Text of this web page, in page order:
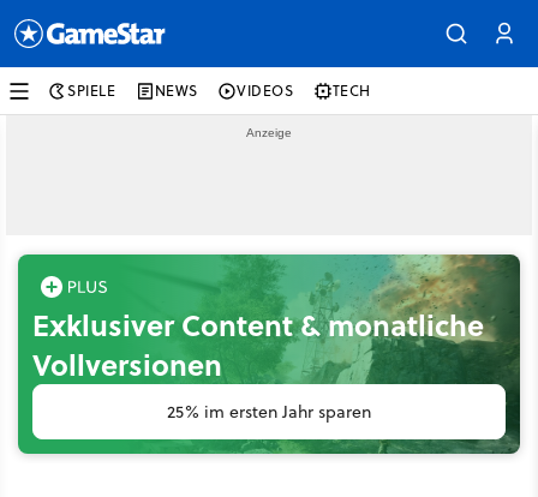
SPIELE NEWS VIDEOS TECH
Exklusiver Content & monatliche
Vollversionen
25% im ersten Jahr sparen